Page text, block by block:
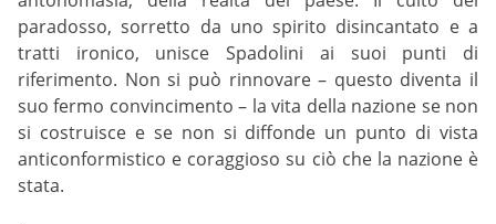
paradosso, sorretto da uno spirito disincantato e a
tratti ironico, unisce Spadolini ai suoi punti di
riferimento. Non si può rinnovare – questo diventa il
suo fermo convincimento – la vita della nazione se non
si costruisce e se non si diffonde un punto di vista
anticonformistico e coraggioso su ciò che la nazione è
stata.